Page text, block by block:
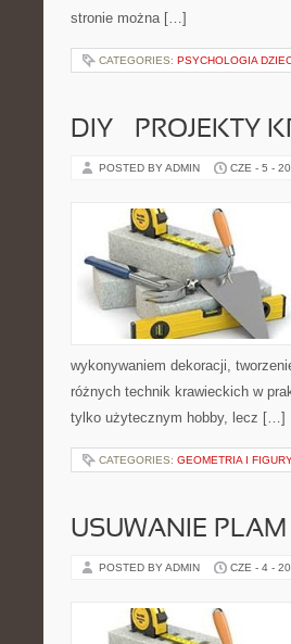
stronie można […]
CATEGORIES: PSYCHOLOGIA
DIY – PROJEKTY
POSTED BY ADMIN CZE - 5 -
wykonywaniem dekoracji,
różnych technik krawieckich w
tylko użytecznym hobby, lecz […]
CATEGORIES: GEOMETRIA I
USUWANIE PLAM
POSTED BY ADMIN CZE - 4 -